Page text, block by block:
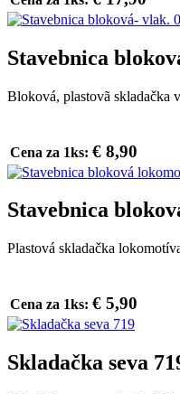
Stavebnica
Bloková, plastovã skladačka
Cena za 1ks: € 8,90
Stavebnica
Plastová skladačka
Cena za 1ks: € 5,90
Skladačka seva